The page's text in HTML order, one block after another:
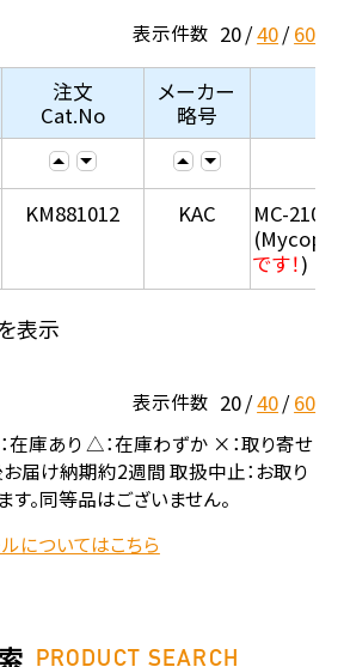
表示件数 20 40 60
注文
Cat.No
メーカー
略号
KM881012 KAC
MC-210 (
です！)
表示
表示件数 20 40 60
在庫あり △：在庫わずか ×：取り寄せ
届け納期約2週間 取扱中止：お取り
。同等品はございません。
についてはこちら
PRODUCT SEARCH